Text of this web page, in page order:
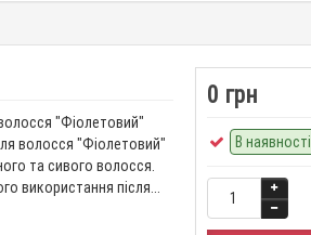
"Фіолетовий"
волосся "Фіолетовий"
та сивого волосся.
використання після...
0 грн
В наявності